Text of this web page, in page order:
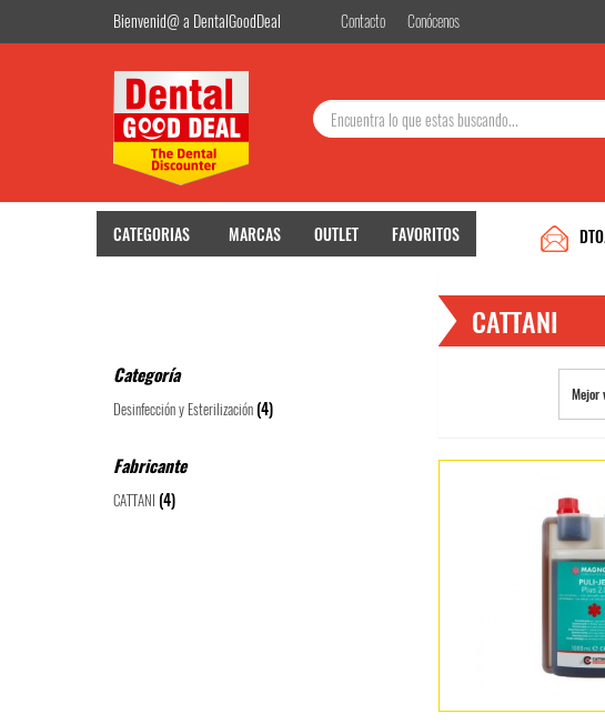
Bienvenid@ a DentalGoodDeal Contacto Conócenos
CATEGORIAS MARCAS OUTLET FAVORITOS
Categoría
Desinfección y Esterilización (4)
Fabricante
CATTANI (4)
CATTANI